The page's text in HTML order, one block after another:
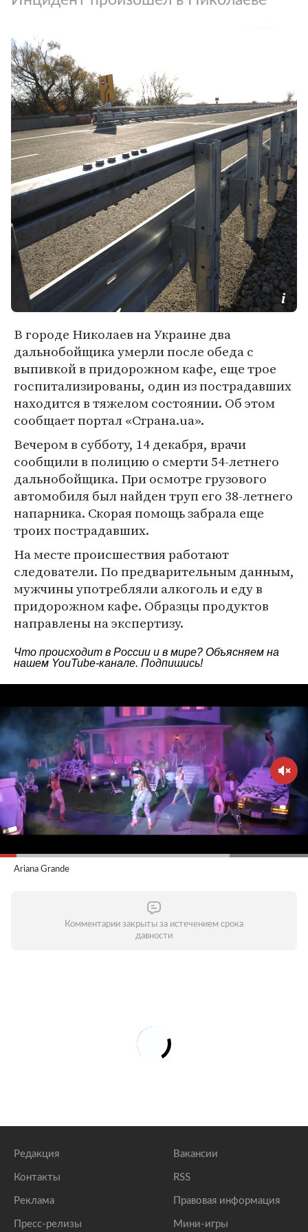
В городе Николаев на Украине два
дальнобойщика умерли после обеда с
выпивкой в придорожном кафе, еще трое
госпитализированы, один из пострадавших
находится в тяжелом состоянии. Об этом
сообщает портал «Страна.ua».
Вечером в субботу, 14 декабря, врачи
сообщили в полицию о смерти 54-летнего
дальнобойщика. При осмотре грузового
автомобиля был найден труп его 38-летнего
напарника. Скорая помощь забрала еще
троих пострадавших.
На месте происшествия работают
следователи. По предварительным данным,
мужчины употребляли алкоголь и еду в
придорожном кафе. Образцы продуктов
направлены на экспертизу.
Что происходит в России и в мире? Объясняем на
нашем YouTube-канале. Подпишись!
Ariana Grande
Комментарии закрыты за истечением срока
давности
Редакция
Контакты
Реклама
Пресс-релизы
Вакансии
RSS
Правовая информация
Мини-игры